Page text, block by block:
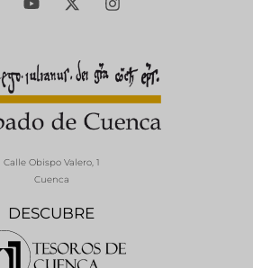
DESCUBRE
Calle Obispo Valero, 1
Cuenca